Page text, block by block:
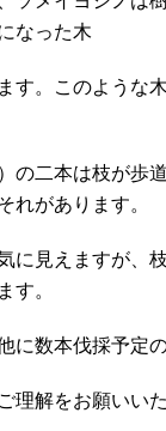
なった木
す。このような
の二本は枝が歩
れがあります。
に見えますが、
す。
に数本伐採予定
理解をお願いいた